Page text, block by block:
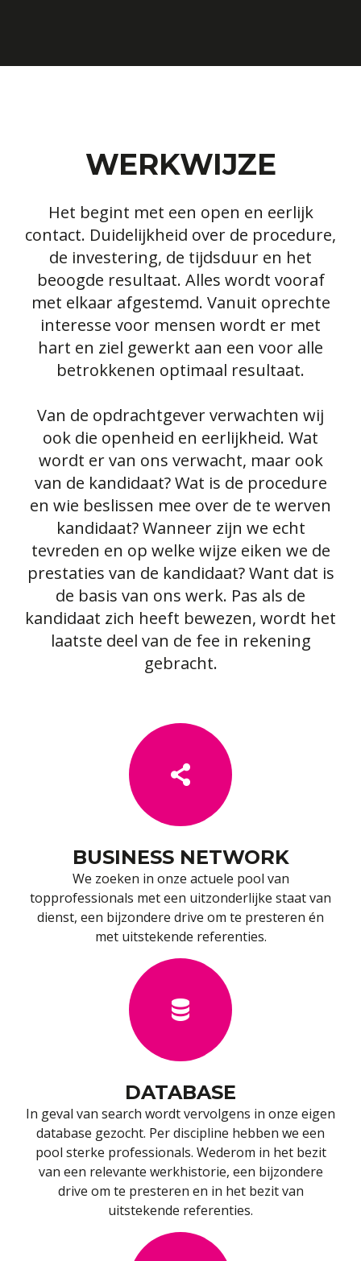
WERKWIJZE
Het begint met een open en eerlijk
contact. Duidelijkheid over de procedure,
de investering, de tijdsduur en het
beoogde resultaat. Alles wordt vooraf
met elkaar afgestemd. Vanuit oprechte
interesse voor mensen wordt er met
hart en ziel gewerkt aan een voor alle
betrokkenen optimaal resultaat.
Van de opdrachtgever verwachten wij
ook die openheid en eerlijkheid. Wat
wordt er van ons verwacht, maar ook
van de kandidaat? Wat is de procedure
en wie beslissen mee over de te werven
kandidaat? Wanneer zijn we echt
tevreden en op welke wijze eiken we de
prestaties van de kandidaat? Want dat is
de basis van ons werk. Pas als de
kandidaat zich heeft bewezen, wordt het
laatste deel van de fee in rekening
gebracht.
BUSINESS NETWORK
We zoeken in onze actuele pool van
topprofessionals met een uitzonderlijke staat van
dienst, een bijzondere drive om te presteren én
met uitstekende referenties.
DATABASE
In geval van search wordt vervolgens in onze eigen
database gezocht. Per discipline hebben we een
pool sterke professionals. Wederom in het bezit
van een relevante werkhistorie, een bijzondere
drive om te presteren en in het bezit van
uitstekende referenties.